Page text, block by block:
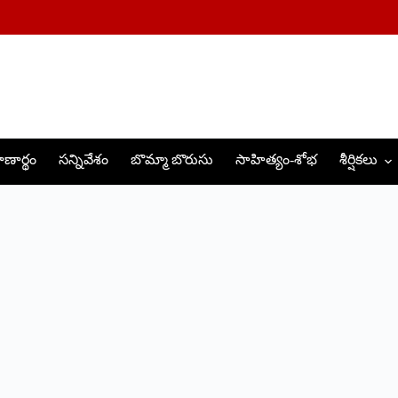
సన్నివేశం బొమ్మా బొరుసు సాహిత్యం-శోభ శీర్షికలు